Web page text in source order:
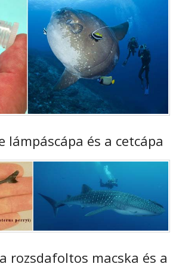
lámpáscápa és a cetcápa
rozsdafoltos macska és a